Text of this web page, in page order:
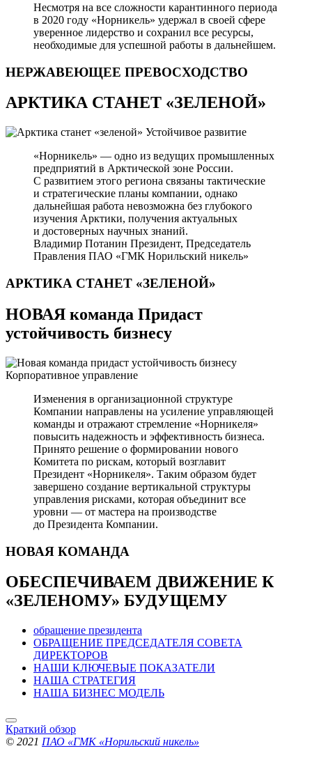
Несмотря на все сложности карантинного периода
в 2020 году «Норникель» удержал в своей сфере
уверенное лидерство и сохранил все ресурсы,
необходимые для успешной работы в дальнейшем.
НЕРЖАВЕЮЩЕЕ ПРЕВОСХОДСТВО
АРКТИКА СТАНЕТ «ЗЕЛЕНОЙ»
Устойчивое развитие
«Норникель» — одно из ведущих промышленных
предприятий в Арктической зоне России.
С развитием этого региона связаны тактические
и стратегические планы компании, однако
дальнейшая работа невозможна без глубокого
изучения Арктики, получения актуальных
и достоверных научных знаний.
Владимир Потанин Президент, Председатель
Правления ПАО «ГМК Норильский никель»
АРКТИКА СТАНЕТ «ЗЕЛЕНОЙ»
НОВАЯ команда Придаст
устойчивость бизнесу
Корпоративное управление
Изменения в организационной структуре
Компании направлены на усиление управляющей
команды и отражают стремление «Норникеля»
повысить надежность и эффективность бизнеса.
Принято решение о формировании нового
Комитета по рискам, который возглавит
Президент «Норникеля». Таким образом будет
завершено создание вертикальной структуры
управления рисками, которая объединит все
уровни — от мастера на производстве
до Президента Компании.
НОВАЯ КОМАНДА
ОБЕСПЕЧИВАЕМ ДВИЖЕНИЕ К
«ЗЕЛЕНОМУ» БУДУЩЕМУ
обращение президента
ОБРАЩЕНИЕ ПРЕДСЕДАТЕЛЯ СОВЕТА
ДИРЕКТОРОВ
НАШИ КЛЮЧЕВЫЕ ПОКАЗАТЕЛИ
НАША СТРАТЕГИЯ
НАША БИЗНЕС МОДЕЛЬ
Краткий обзор
© 2021 ПАО «ГМК «Норильский никель»